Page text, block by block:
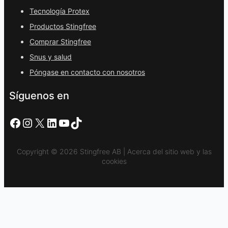
Tecnología Protex
Productos Stingfree
Comprar Stingfree
Snus y salud
Póngase en contacto con nosotros
Síguenos en
Facebook
Instagram
X LinkedIn
YouTube
TikTok
Copyright © 2026 Stingfree AB | Acerca del sitio web y las
cookies